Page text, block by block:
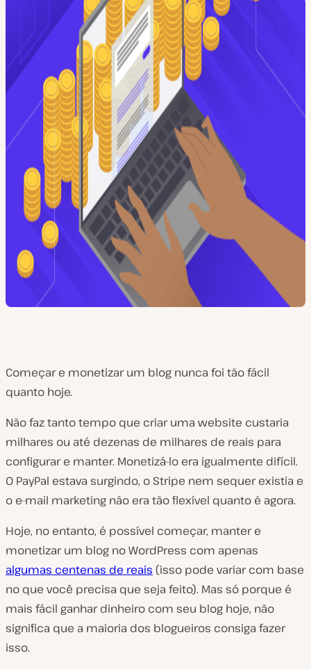
Começar e monetizar um blog nunca foi tão fácil
quanto hoje.
Não faz tanto tempo que criar uma website custaria
milhares ou até dezenas de milhares de reais para
configurar e manter. Monetizá-lo era igualmente difícil.
O PayPal estava surgindo, o Stripe nem sequer existia e
o e-mail marketing não era tão flexível quanto é agora.
Hoje, no entanto, é possível começar, manter e
monetizar um blog no WordPress com apenas
algumas centenas de reais (isso pode variar com base
no que você precisa que seja feito). Mas só porque é
mais fácil ganhar dinheiro com seu blog hoje, não
significa que a maioria dos blogueiros consiga fazer
isso.